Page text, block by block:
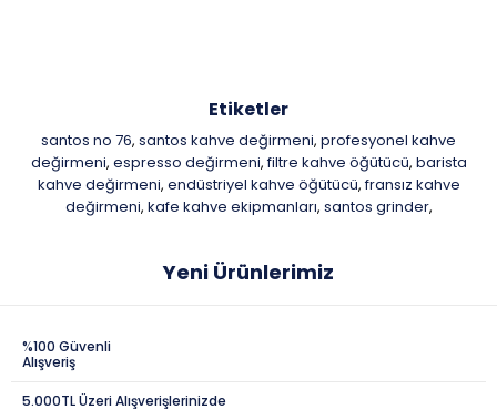
Etiketler
santos no 76, santos kahve değirmeni, profesyonel kahve
değirmeni, espresso değirmeni, filtre kahve öğütücü, barista
kahve değirmeni, endüstriyel kahve öğütücü, fransız kahve
değirmeni, kafe kahve ekipmanları, santos grinder,
Yeni Ürünlerimiz
%100 Güvenli
Alışveriş
5.000TL Üzeri Alışverişlerinizde